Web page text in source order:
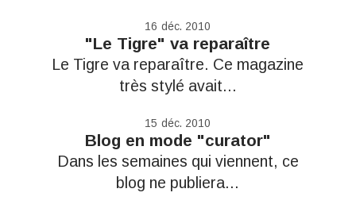
16 déc. 2010
"Le Tigre" va reparaître
Le Tigre va reparaître. Ce magazine
très stylé avait...
15 déc. 2010
Blog en mode "curator"
Dans les semaines qui viennent, ce
blog ne publiera...